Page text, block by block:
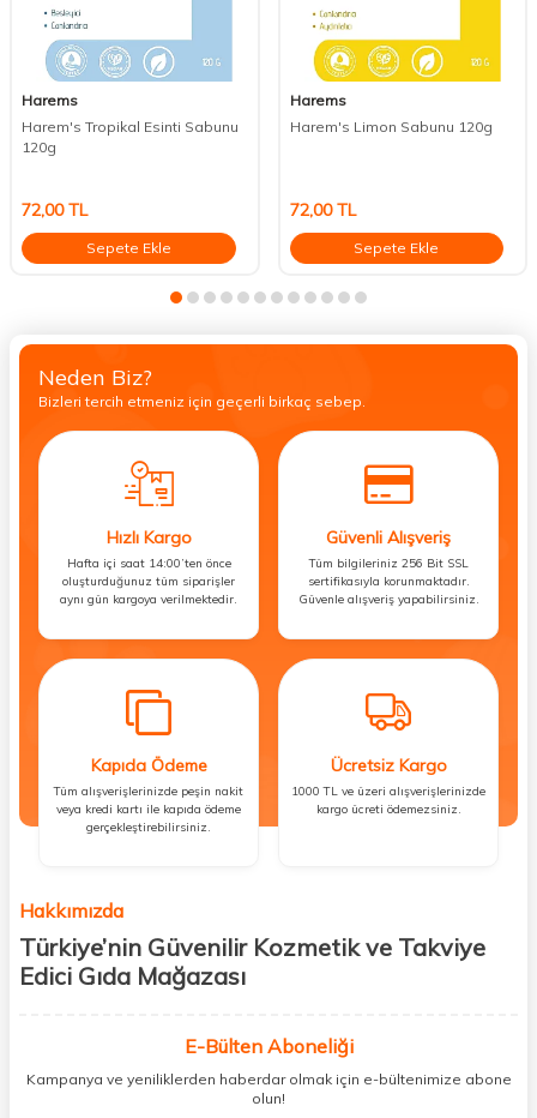
Harems
Harem's Tropikal Esinti Sabunu
120g
72,00TL
Sepete Ekle
Harems
Harem's Limon Sabunu 120g
72,00TL
Sepete Ekle
Neden Biz?
Bizleri tercih etmeniz için geçerli birkaç sebep.
Hızlı Kargo
Hafta içi saat 14:00’ten önce
oluşturduğunuz tüm siparişler
aynı gün kargoya verilmektedir.
Güvenli Alışveriş
Tüm bilgileriniz 256 Bit SSL
sertifikasıyla korunmaktadır.
Güvenle alışveriş yapabilirsiniz.
Kapıda Ödeme
Tüm alışverişlerinizde peşin nakit
veya kredi kartı ile kapıda ödeme
gerçekleştirebilirsiniz.
Ücretsiz Kargo
1000 TL ve üzeri alışverişlerinizde
kargo ücreti ödemezsiniz.
Hakkımızda
Türkiye’nin Güvenilir Kozmetik ve Takviye
Edici Gıda Mağazası
kişisel bakım hem de takviye edici gıda ürünlerini sizlerle
buluşturuyoruz. Artık mağaza mağaza dolaşmanıza gerek yok;
ihtiyacınız olan her şeyi tek bir çatı altında topluyor ve kapınıza kadar
E-Bülten Aboneliği
Kampanya ve yeniliklerden haberdar olmak için e-bültenimize abone
olun!